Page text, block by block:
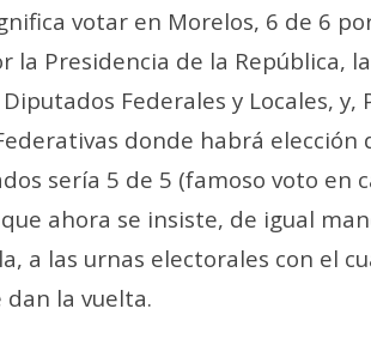
votar en Morelos, 6 de 6
la Presidencia de la República,
Federales y Locales,
donde habrá elección
sería 5 de 5 (famoso voto en
ahora se insiste, de igual
a las urnas electorales con el
la vuelta.